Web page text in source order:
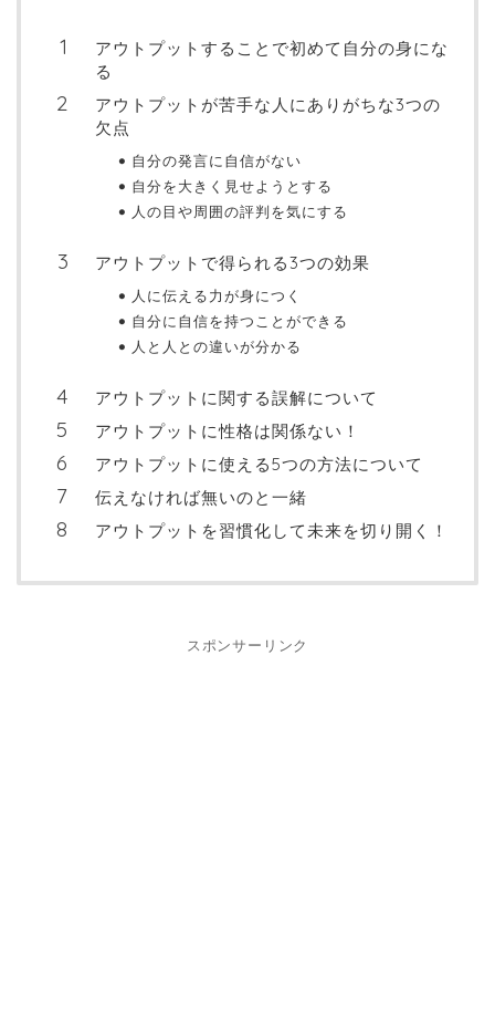
アウトプットすることで初めて自分の身にな
る
アウトプットが苦手な人にありがちな3つの
欠点
自分の発言に自信がない
自分を大きく見せようとする
人の目や周囲の評判を気にする
アウトプットで得られる3つの効果
人に伝える力が身につく
自分に自信を持つことができる
人と人との違いが分かる
アウトプットに関する誤解について
アウトプットに性格は関係ない！
アウトプットに使える5つの方法について
伝えなければ無いのと一緒
アウトプットを習慣化して未来を切り開く！
スポンサーリンク